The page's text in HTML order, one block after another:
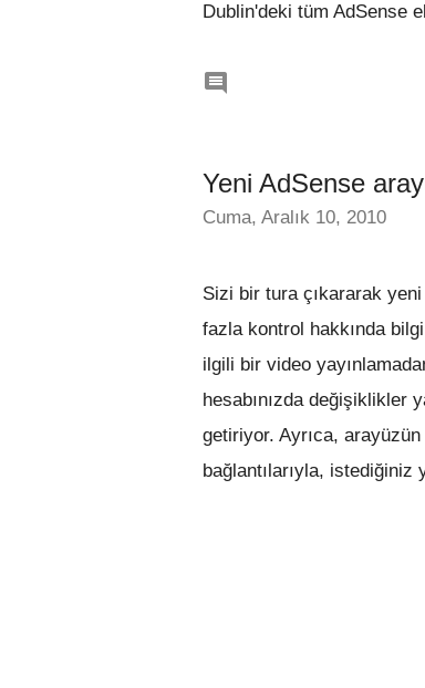
Dublin'deki tüm AdSense

Yeni AdSense
Cuma, Aralık 10, 2010
Sizi bir tura çıkararak
fazla kontrol hakkında
ilgili bir video
hesabınızda değişiklikler
getiriyor. Ayrıca,
bağlantılarıyla,